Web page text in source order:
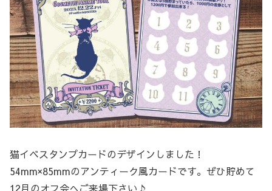
猫イベスタンプカードのデザインしました！
54mm×85mmのアンティーク風カードです。ぜひ貯めて
12月のオフ会へご来場下さい♪